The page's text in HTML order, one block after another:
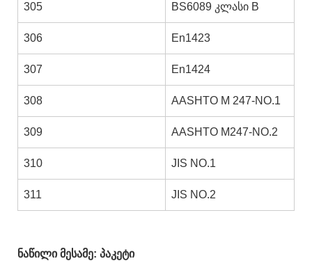
305 BS6089 კლასი B
306 En1423
307 En1424
308 AASHTO M 247-NO.1
309 AASHTO M247-NO.2
310 JIS NO.1
311 JIS NO.2
ნაწილი მესამე: პაკეტი